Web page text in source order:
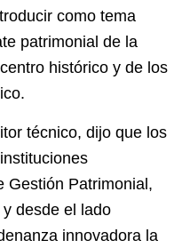
como tema
patrimonial de la
histórico y de los
técnico, dijo que los
Gestión Patrimonial,
desde el lado
innovadora la